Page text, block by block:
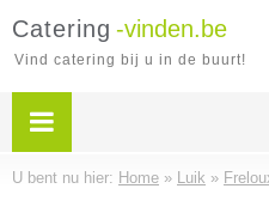
Catering -vinden.be
Vind catering bij u in de buurt!
U bent nu hier: Home » Luik »